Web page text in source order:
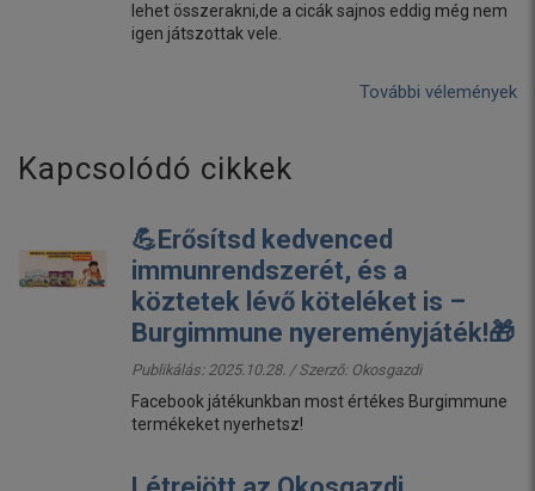
lehet összerakni,de a cicák sajnos eddig még nem
igen játszottak vele.
További vélemények
Kapcsolódó cikkek
💪Erősítsd kedvenced
immunrendszerét, és a
köztetek lévő köteléket is –
Burgimmune nyereményjáték!🎁
Publikálás: 2025.10.28. / Szerző: Okosgazdi
Facebook játékunkban most értékes Burgimmune
termékeket nyerhetsz!